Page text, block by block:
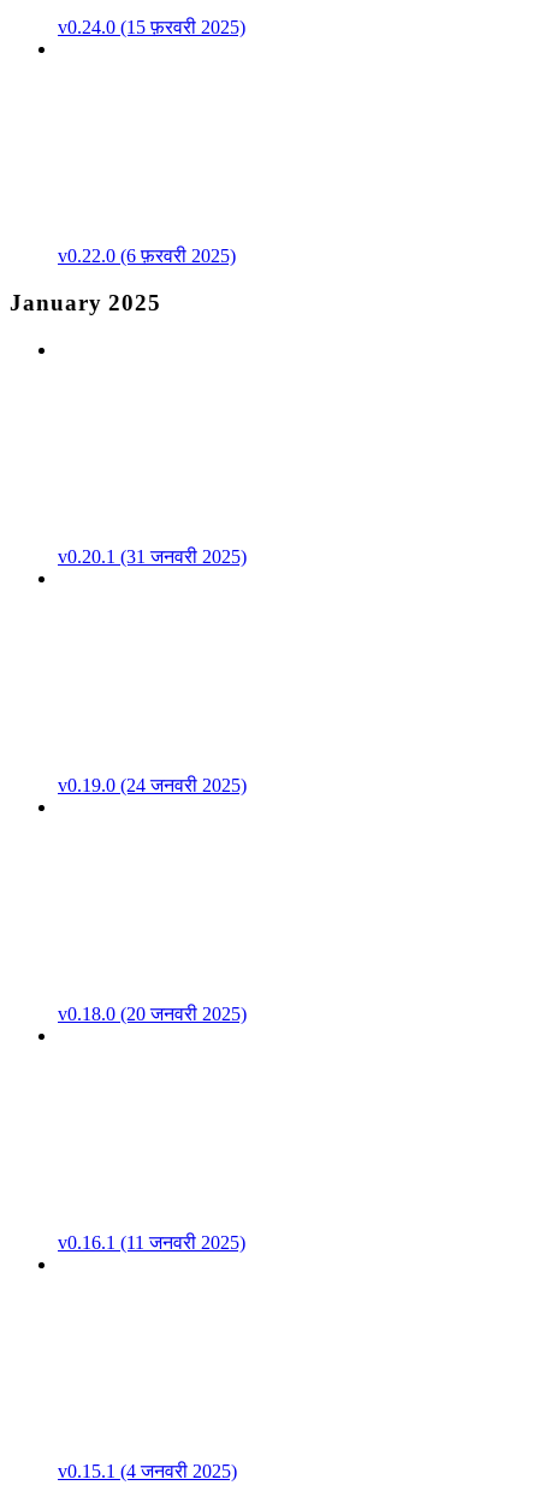
v0.24.0 (15 फ़रवरी 2025)
v0.22.0 (6 फ़रवरी 2025)
January 2025
v0.20.1 (31 जनवरी 2025)
v0.19.0 (24 जनवरी 2025)
v0.18.0 (20 जनवरी 2025)
v0.16.1 (11 जनवरी 2025)
v0.15.1 (4 जनवरी 2025)